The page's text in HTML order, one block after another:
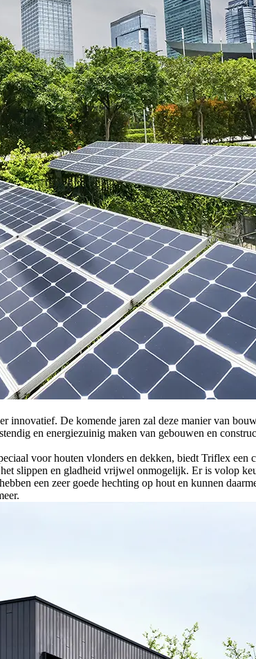
innovatief. De komende jaren zal deze manier van
en energiezuinig maken van gebouwen en
voor houten vlonders en dekken, biedt Triflex
slippen en gladheid vrijwel onmogelijk. Er is volop
een zeer goede hechting op hout en kunnen